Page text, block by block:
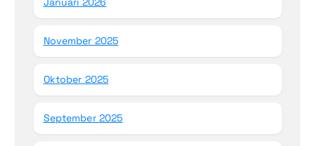
November 2025
Oktober 2025
September 2025